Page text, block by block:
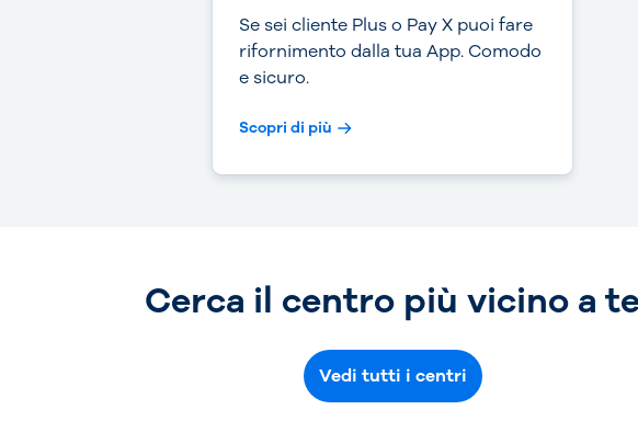
Se sei cliente Plus o Pay X puoi fare
rifornimento dalla tua App. Comodo
e sicuro.
Scopri di più
Cerca il centro più vicino a
Vedi tutti i centri